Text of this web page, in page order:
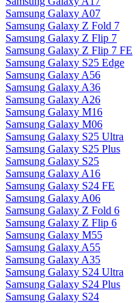
Samsung Galaxy A07
Samsung Galaxy Z Fold 7
Samsung Galaxy Z Flip 7
Samsung Galaxy Z Flip 7 FE
Samsung Galaxy S25 Edge
Samsung Galaxy A56
Samsung Galaxy A36
Samsung Galaxy A26
Samsung Galaxy M16
Samsung Galaxy M06
Samsung Galaxy S25 Ultra
Samsung Galaxy S25 Plus
Samsung Galaxy S25
Samsung Galaxy A16
Samsung Galaxy S24 FE
Samsung Galaxy A06
Samsung Galaxy Z Fold 6
Samsung Galaxy Z Flip 6
Samsung Galaxy M55
Samsung Galaxy A55
Samsung Galaxy A35
Samsung Galaxy S24 Ultra
Samsung Galaxy S24 Plus
Samsung Galaxy S24